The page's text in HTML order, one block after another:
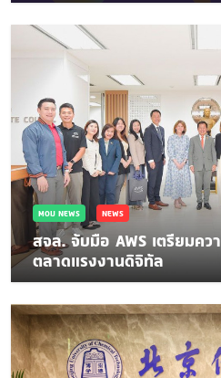
MOU NEWS NEWS
สจล. จับมือ AWS เตรียมค
ตลาดแรงงานดิจิทัล